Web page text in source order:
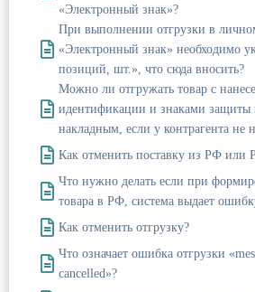
«Электронный знак»?
При выполнении отгрузки в
«Электронный знак» необходимо
позиций, шт.», что сюда вносить?
Можно ли отгружать товар с
идентификации и знаками
накладным, если у контрагента не
Как отменить поставку из РФ или
Что нужно делать если при
товара в РФ, система выдает
Как отменить отгрузку?
Что означает ошибка отгрузки
cancelled»?